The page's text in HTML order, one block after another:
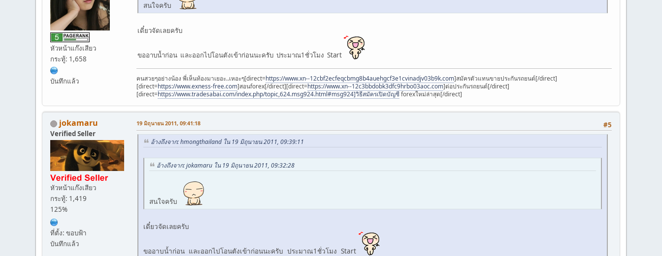
หัวหน้าแก๊งเสียว
กระทู้: 1,658
บันทึกแล้ว
สนใจครับ
เดี๋ยวจัดเลยครับ
ขออาบน้ำก่อน และออกไปโอนตังเข้าก่อนนะครับ ประมาณ1ชั่วโมง Start
คนสวยๆอย่างน้อง พี่เห็นท้องมาเยอะ..เหอะๆ[direct=https://www.xn--12cbf2ecfeqcbmg8b4auehgcf3e1cvinadjv03b9k.com]สมัครตัวแทนขายประกันรถยนต์[/direct]
[direct=https://www.exness-free.com]สอนforex[/direct][direct=https://www.xn--12c3bbdobk3dfc9hrbo03aoc.com]ต่อประกันรถยนต์[/direct]
[direct=https://www.tradesabai.com/index.php/topic,624.msg924.html#msg924]วิธีสมัครเปิดบัญชีforexใหม่ล่าสุด[/direct]
jokamaru
Verified Seller
หัวหน้าแก๊งเสียว
กระทู้: 1,419
125%
ที่ตั้ง: ขอบฟ้า
บันทึกแล้ว
#5
19 มิถุนายน 2011, 09:41:18
อ้างถึงจาก: hmongthailand ใน 19 มิถุนายน 2011, 09:39:11
อ้างถึงจาก: jokamaru ใน 19 มิถุนายน 2011, 09:32:28
สนใจครับ
เดี๋ยวจัดเลยครับ
ขออาบน้ำก่อน และออกไปโอนตังเข้าก่อนนะครับ ประมาณ1ชั่วโมง Start